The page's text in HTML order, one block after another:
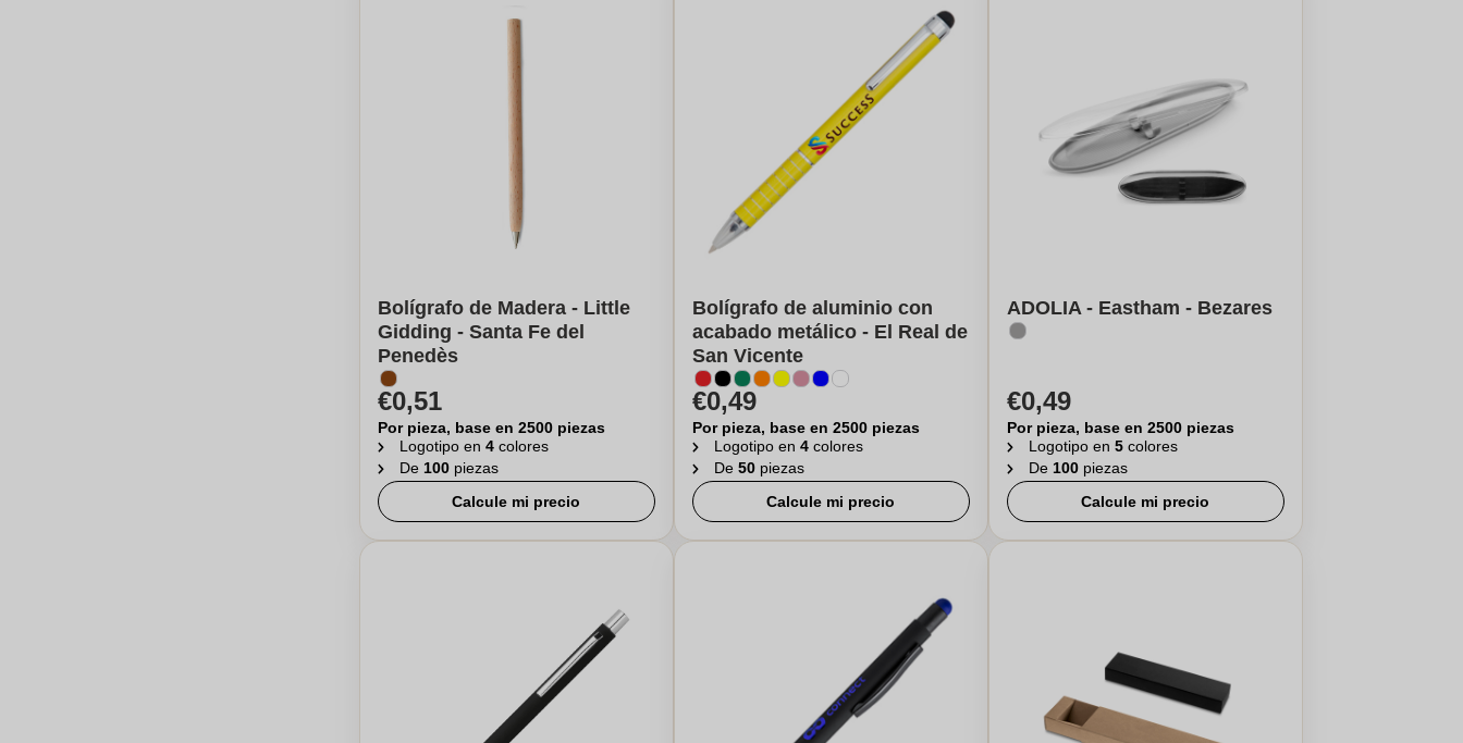
Bolígrafo de Madera - Little
Gidding - Santa Fe del
Penedès
€0,51
Por pieza, base en 2500 piezas
Logotipo en 4 colores
De 100 piezas
Calcule mi precio
Bolígrafo de aluminio con
acabado metálico - El Real de
San Vicente
€0,49
Por pieza, base en 2500 piezas
Logotipo en 4 colores
De 50 piezas
Calcule mi precio
ADOLIA - Eastham - Bezares
€0,49
Por pieza, base en 2500 piezas
Logotipo en 5 colores
De 100 piezas
Calcule mi precio